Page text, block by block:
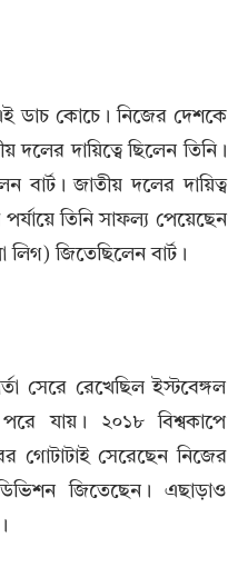
এই ডাচ কোচে। নিজের দেশকে
দলের দায়িত্বে ছিলেন তিনি।
জাতীয় দলের দায়িত্ব
তিনি সাফল্য পেয়েছেন
জিতেছিলেন বার্ট।
সেরে রেখেছিল ইস্টবেঙ্গল
যায়। ২০১৮ বিশ্বকাপে
গোটাটাই সেরেছেন নিজের
জিতেছেন। এছাড়াও